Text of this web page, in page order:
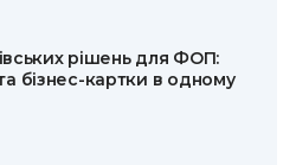
рішень для ФОП:
бізнес-картки в одному